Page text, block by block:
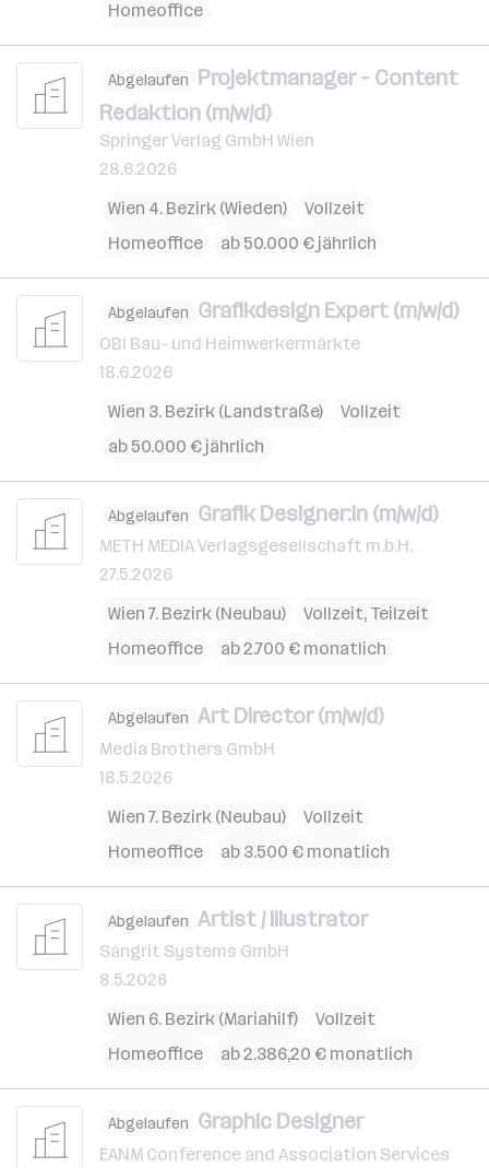
Homeoffice
Abgelaufen Projektmanager – Content
Redaktion (m/w/d)
Springer Verlag GmbH Wien
28.6.2026
Wien 4. Bezirk (Wieden)
Vollzeit
Homeoffice
ab 50.000 € jährlich
Abgelaufen Grafikdesign Expert (m/w/d)
OBI Bau- und Heimwerkermärkte
18.6.2026
Wien 3. Bezirk (Landstraße)
Vollzeit
ab 50.000 € jährlich
Abgelaufen Grafik Designer:in (m/w/d)
METH MEDIA Verlagsgesellschaft m.b.H.
27.5.2026
Wien 7. Bezirk (Neubau)
Vollzeit, Teilzeit
Homeoffice
ab 2.700 € monatlich
Abgelaufen Art Director (m/w/d)
Media Brothers GmbH
18.5.2026
Wien 7. Bezirk (Neubau)
Vollzeit
Homeoffice
ab 3.500 € monatlich
Abgelaufen Artist / Illustrator
Sangrit Systems GmbH
8.5.2026
Wien 6. Bezirk (Mariahilf)
Vollzeit
Homeoffice
ab 2.386,20 € monatlich
Abgelaufen Graphic Designer
EANM Conference and Association Services